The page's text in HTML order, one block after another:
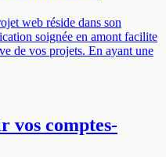
web réside dans son
soignée en amont facilite
de vos projets. En ayant une
vos comptes-